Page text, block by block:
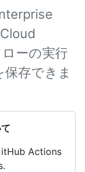
ーの実行
存できま
Actions